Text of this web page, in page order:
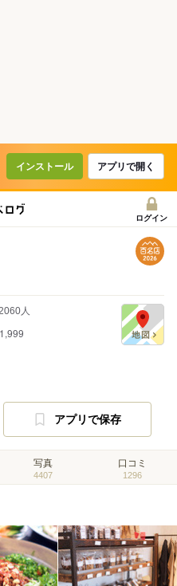
インストール アプリで開く
ログイン
人
アプリで保存
写真
4407
口コミ
1296